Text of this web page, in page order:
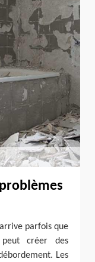
parfois que
peut créer des
Les